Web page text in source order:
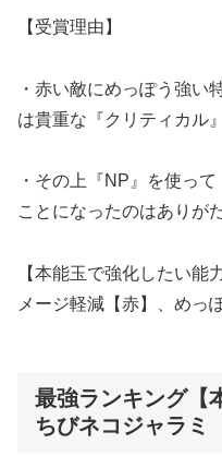
【受賞理由】
・赤い敵にめっぽう強い
は貴重な『クリティカル
・その上『NP』を使っ
ことになったのはありが
【本能玉で強化したい能
メージ軽減【赤】、めっ
最強ランキング【
ちびネコジャラミ